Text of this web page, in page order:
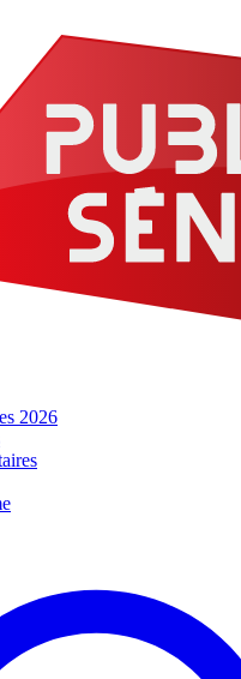
2026